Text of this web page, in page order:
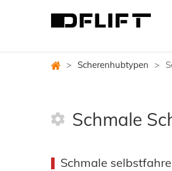
> Scherenhubtypen >
Schmale
Schmale